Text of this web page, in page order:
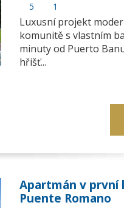
5 1
Luxusní projekt
komunitě s vlastním
minuty od Puerto
hřišť...
Apartmán v první
Puente Romano